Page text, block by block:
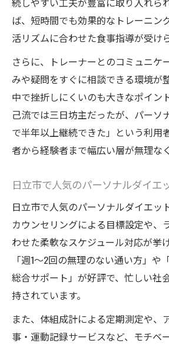
ば、短時間でも効果的なトレーニン
活リズムに合わせた食事指導が受け
さらに、トレーナーとのコミュニケ
みや疑問をすぐに相談できる環境が
中で挫折しにくいのも大きなポイン
己流では三日坊主だったが、パーソ
で半年以上継続できた」という利用
者から経験者まで幅広い層が無理な
日立市で人気のパーソナルダイエ
日立市で人気のパーソナルダイエッ
カウンセリングによる目標設定や、
わせた柔軟なスケジュール対応が挙
「週1～2回の無理のない通い方」や
総合サポート」が好評で、忙しい社
持されています。
また、体組成計による定期測定や、
事・運動記録サービスなど、モチベ